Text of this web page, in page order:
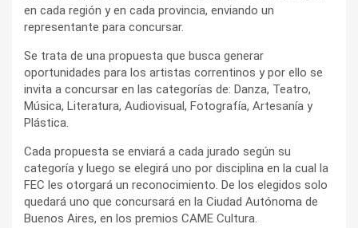
en cada región y en cada provincia, enviando un
representante para concursar.
Se trata de una propuesta que busca generar
oportunidades para los artistas correntinos y por ello se
invita a concursar en las categorías de: Danza, Teatro,
Música, Literatura, Audiovisual, Fotografía, Artesanía y
Plástica.
Cada propuesta se enviará a cada jurado según su
categoría y luego se elegirá uno por disciplina en la cual la
FEC les otorgará un reconocimiento. De los elegidos solo
quedará uno que concursará en la Ciudad Autónoma de
Buenos Aires, en los premios CAME Cultura.